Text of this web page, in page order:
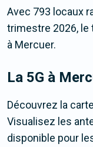
Avec 793 locaux
trimestre 2026, le
à Mercuer.
La 5G à
Découvrez la
Visualisez les
disponible pour